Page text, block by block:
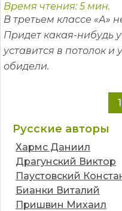
Время чтения: 5 мин.
В третьем классе «А»
Придет какая-нибудь
уставится в потолок и
обидели.
1
Русские авторы
Хармс Даниил
Драгунский Виктор
Паустовский
Бианки Виталий
Пришвин Михаил